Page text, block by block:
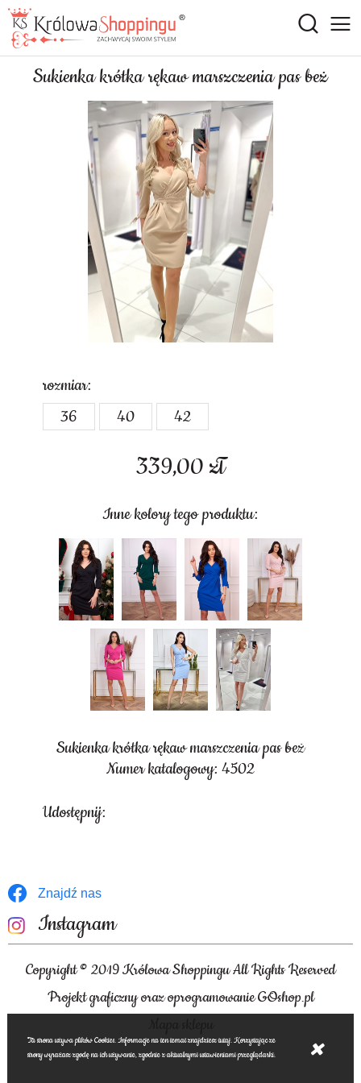
Sukienka krótka rękaw marszczenia pas beż
339,00 zł
Inne kolory tego produktu:
rozmiar:
36
40 42
Sukienka krótka rękaw marszczenia pas beż
Numer katalogowy: 4502
Udostępnij:
Znajdź nas
Instagram
Copyright © 2019 Królowa Shoppingu All Rights Reserved
Projekt graficzny oraz oprogramowanie GOshop.pl
Ta strona używa plików Cookies. Informacje na ten temat znajdziesz tutaj. Korzystając ze
strony wyrażasz zgodę na ich używanie, zgodnie z aktualnymi ustawieniami przeglądarki.